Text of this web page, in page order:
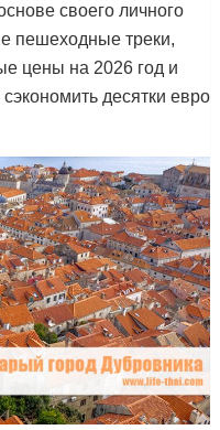
своего личного
пешеходные треки,
цены на 2026 год и
десятки евро